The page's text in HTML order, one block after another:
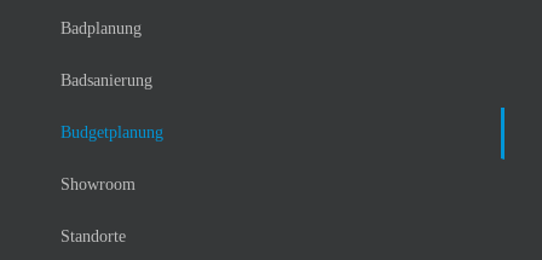
Badplanung
Badsanierung
Budgetplanung
Showroom
Standorte